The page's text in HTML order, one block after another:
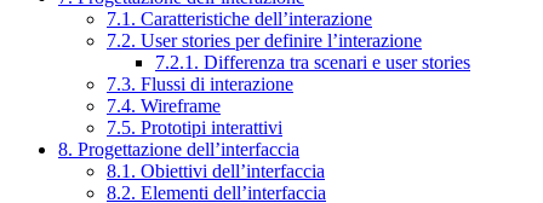
7.1. Caratteristiche dell’interazione
7.2. User stories per definire l’interazione
7.2.1. Differenza tra scenari e user stories
7.3. Flussi di interazione
7.4. Wireframe
7.5. Prototipi interattivi
8. Progettazione dell’interfaccia
8.1. Obiettivi dell’interfaccia
8.2. Elementi dell’interfaccia